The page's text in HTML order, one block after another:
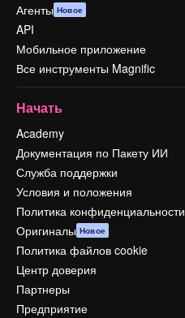
Агенты Новое
API
Мобильное приложение
Все инструменты Magnific
Начать
Academy
Документация по Пакету ИИ
Служба поддержки
Условия и положения
Политика конфиденциальности
Оригиналы Новое
Политика файлов cookie
Центр доверия
Партнеры
Предприятие